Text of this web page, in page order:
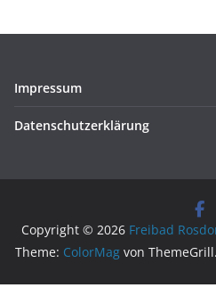
Impressum
Datenschutzerklärung
Copyright © 2026 Freibad
Theme: ColorMag von